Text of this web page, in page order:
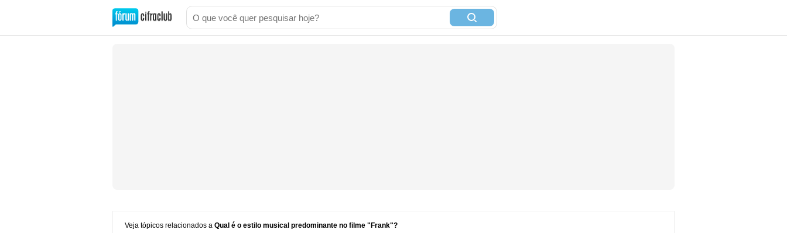
Veja tópicos relacionados a Qual é o estilo musical predominante no filme "Frank"?